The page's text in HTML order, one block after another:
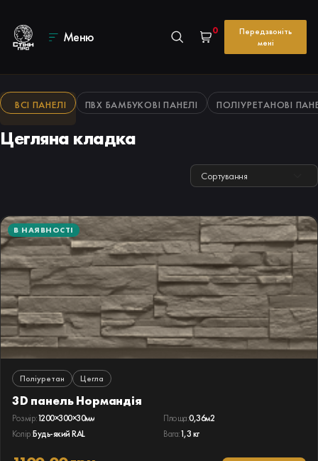
Меню 0
Передзвоніть
мені
ВСІ ПАНЕЛІ ПВХ БАМБУКОВІ ПАНЕЛІ ПОЛІУРЕТАНОВІ
Цегляна кладка
Сортування
В НАЯВНОСТІ
Поліуретан Цегла
3D панель Нормандія
Розмір:1200×300×30мм Площа:0,36м2
Колір:Будь-який RAL Вага:1,3 кг